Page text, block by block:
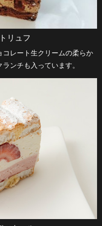
リュフ
コレート生クリームの柔らか
ンチも入っています。